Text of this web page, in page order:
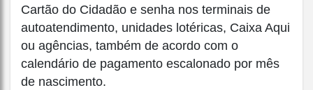
Cartão do Cidadão e senha nos terminais de
autoatendimento, unidades lotéricas, Caixa Aqui
ou agências, também de acordo com o
calendário de pagamento escalonado por mês
de nascimento.